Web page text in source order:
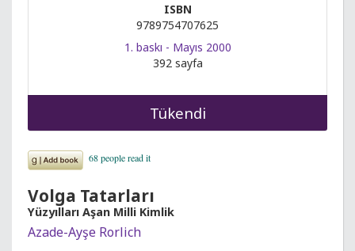
ISBN
9789754707625
1. baskı - Mayıs 2000
392 sayfa
Tükendi
Volga Tatarları
Yüzyılları Aşan Milli Kimlik
Azade-Ayşe Rorlich